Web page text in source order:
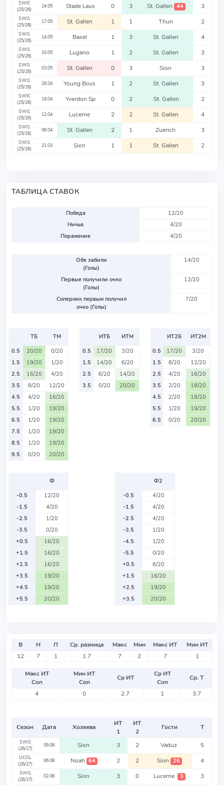
SWIC
(25/26)
24.05 Stade Laus 0 3 St. Gallen 44 3
SWI1
(25/26)
17.05 St. Gallen 1 1 Thun 2
SWI1
(25/26)
14.05 Basel 1 3 St. Gallen 4
SWI1
(25/26)
10.05 Lugano 1 2 St. Gallen 3
SWI1
(25/26)
03.05 St. Gallen 0 3 Sion 3
SWI1
(25/26)
26.04 Young Boys 1 2 St. Gallen 3
SWIC
(25/26)
19.04 Yverdon Sp 0 2 St. Gallen 2
SWI1
(25/26)
12.04 Lucerne 2 2 St. Gallen 4
SWI1
(25/26)
06.04 St. Gallen 2 1 Zuerich 3
SWI1
(25/26)
21.03 Sion 1 1 St. Gallen 2
ТАБЛИЦА СТАВОК
Победа
12/20
Ничья
4/20
Поражение
4/20
Обе забили
(Голы)
14/20
Первые получили очко
(Голы)
12/20
Соперник первым получил
очко (Голы)
7/20
ТБ
ТМ
0.5
20/20
0/20
1.5
19/20
1/20
2.5
16/20
4/20
3.5
8/20
12/20
4.5
4/20
16/20
5.5
1/20
19/20
6.5
1/20
19/20
7.5
1/20
19/20
8.5
1/20
19/20
9.5
0/20 20/20
ИТБ
ИТМ
0.5
17/20
3/20
1.5
14/20
6/20
2.5
6/20
14/20
3.5
0/20 20/20
ИТ2Б
ИТ2М
0.5
17/20
3/20
1.5
8/20
12/20
2.5
4/20
16/20
3.5
2/20
18/20
4.5
2/20
18/20
5.5
1/20
19/20
6.5
0/20 20/20
Ф
-0.5
12/20
-1.5
4/20
-2.5
1/20
-3.5
0/20
+0.5
16/20
+1.5
16/20
+2.5
16/20
+3.5
19/20
+4.5
19/20
+5.5
20/20
Ф2
-0.5
4/20
-1.5
4/20
-2.5
4/20
-3.5
1/20
-4.5
1/20
-5.5
0/20
+0.5
8/20
+1.5
16/20
+2.5
19/20
+3.5
20/20
В Н П Ср. разница Макс Мин Макс ИТ
Мин ИТ
12
7 1 1.7 7 2 7 1
Макс ИТ
Соп
Мин ИТ
Соп
Ср ИТ
Ср ИТ
Соп
Ср. Т
4
0 2.7 1 3.7
Сезон Дата Хозяева
ИТ
1
ИТ
2
Гости Т
SWI1
(26/27)
09.08 Sion 3 2 Vaduz 5
UCOL
(26/27)
06.08 Noah 64 2 2 Sion 26 4
SWI1
(26/27)
02.08 Sion 3 0 Lucerne 3 3